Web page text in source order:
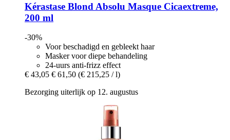
Kérastase Blond Absolu Masque Cicaextreme,
200 ml
-30%
Voor beschadigd en gebleekt haar
Masker voor diepe behandeling
24-uurs anti-frizz effect
€ 43,05 € 61,50 (€ 215,25 / l)
Bezorging uiterlijk op 12. augustus